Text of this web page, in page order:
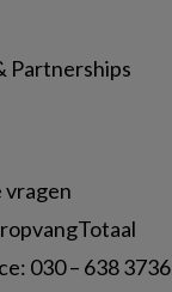
vragen
030 – 638 3736
Partnerships